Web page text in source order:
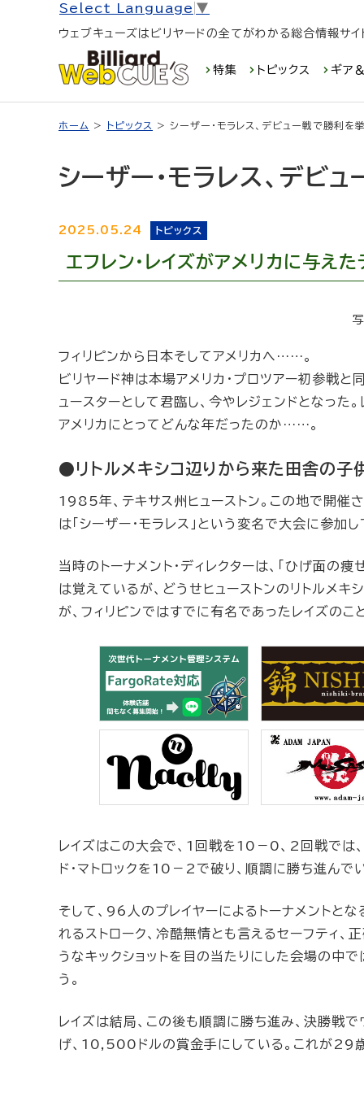
Select Language ▼
ウェブキューズはビリヤードの全てがわかる総合情報サイ
特集 トピックス ギア
ホーム > トピックス > シーザー・モラレス、デビュー戦で勝利を
シーザー・モラレス、デビ
2025.05.24 トピックス
エフレン・レイズがアメリカに与え
フィリピンから日本そしてアメリカへ……。
ビリヤード神は本場アメリカ・プロツアー初参戦と
ュースターとして君臨し、今やレジェンドとなっ
アメリカにとってどんな年だったのか……。
●リトルメキシコ辺りから来た田舎の子
1985年、テキサス州ヒューストン。この地で開催
は「シーザー・モラレス」という変名で大会に参加
当時のトーナメント・ディレクターは、「ひげ面の
は覚えているが、どうせヒューストンのリトルメ
が、フィリピンではすでに有名であったレイズの
レイズはこの大会で、1回戦を10－0、2回戦では
ド・マトロックを10－2で破り、順調に勝ち進んで
そして、96人のプレイヤーによるトーナメントと
れるストローク、冷酷無情とも言えるセーフティ
うなキックショットを目の当たりにした会場の中
う。
レイズは結局、この後も順調に勝ち進み、決勝戦で
げ、10,500ドルの賞金手にしている。これが29